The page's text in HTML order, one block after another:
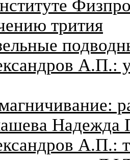
трития
А.П.:
Надежда
А.П.: